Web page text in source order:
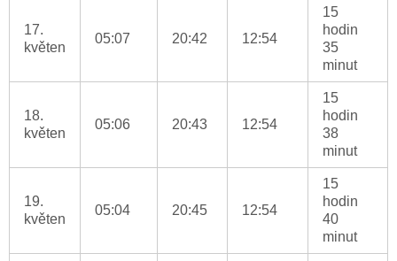
17.
květen
05:07 20:42 12:54
15
hodin
35
minut
18.
květen
05:06 20:43 12:54
15
hodin
38
minut
19.
květen
05:04 20:45 12:54
15
hodin
40
minut